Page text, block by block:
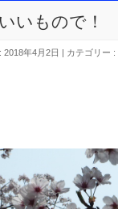
いもので！
2018年4月2日 カテゴリー :